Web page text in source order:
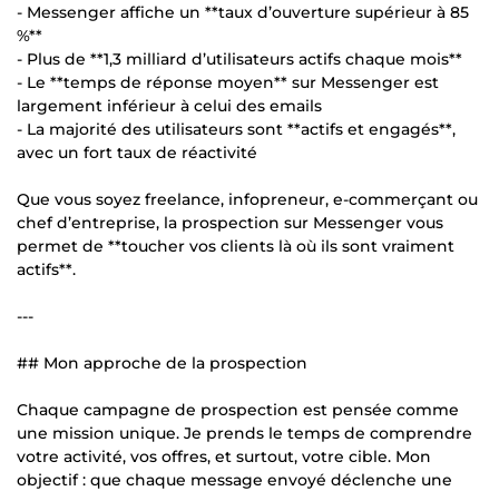
- Messenger affiche un **taux d’ouverture supérieur à 85
%**
- Plus de **1,3 milliard d’utilisateurs actifs chaque mois**
- Le **temps de réponse moyen** sur Messenger est
largement inférieur à celui des emails
- La majorité des utilisateurs sont **actifs et engagés**,
avec un fort taux de réactivité
Que vous soyez freelance, infopreneur, e-commerçant ou
chef d’entreprise, la prospection sur Messenger vous
permet de **toucher vos clients là où ils sont vraiment
actifs**.
---
## Mon approche de la prospection
Chaque campagne de prospection est pensée comme
une mission unique. Je prends le temps de comprendre
votre activité, vos offres, et surtout, votre cible. Mon
objectif : que chaque message envoyé déclenche une